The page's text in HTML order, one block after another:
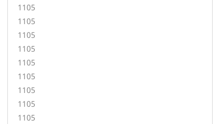
1105
1105
1105
1105
1105
1105
1105
1105
1105